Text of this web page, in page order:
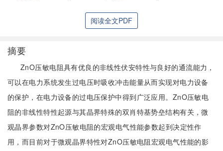
阅读全文PDF
摘要
ZnO压敏电阻具有优良的非线性伏安特性与良好的通流能力，
可以在电力系统发生过电压时吸收冲击能量从而实现对电力设备
的保护，在电力设备的过电压保护中得到广泛应用。ZnO压敏电
阻的非线性特性起源与其晶界特殊的双肖特基势垒结构有关，微
观晶界参数对ZnO压敏电阻的宏观电气性能参数起到决定性作
用，而目前对于微观晶界特性对ZnO压敏电阻宏观电气性能的影